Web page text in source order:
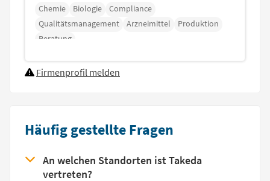
Chemie Biologie
Compliance
Qualitätsmanagement
Arzneimittel
Produktion
Beratung
Firmenprofil melden
Häufig gestellte Fragen
An welchen Standorten ist Takeda
vertreten?